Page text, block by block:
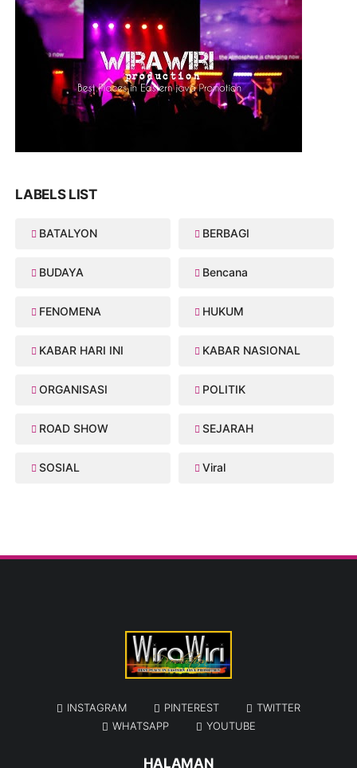
LABELS LIST
BATALYON BERBAGI
BUDAYA Bencana
FENOMENA HUKUM
KABAR HARI INI KABAR NASIONAL
ORGANISASI POLITIK
ROAD SHOW SEJARAH
SOSIAL Viral
INSTAGRAM PINTEREST
TWITTER
WHATSAPP
YOUTUBE
HALAMAN